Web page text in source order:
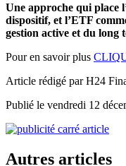
Une approche qui place
dispositif, et l’ETF
gestion active et du long
Pour en savoir plus
Article rédigé par H24
Publié le vendredi 12
Autres articles